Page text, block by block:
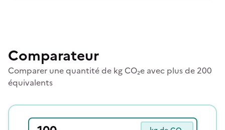
Comparateur
Comparer une quantité de kg CO₂e avec plus de 200
équivalents